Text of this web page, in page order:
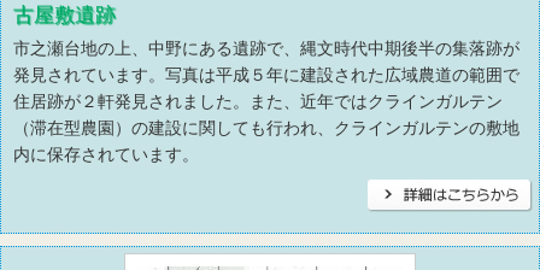
古屋敷遺跡
市之瀬台地の上、中野にある遺跡で、縄文時代中期後半の集落跡が
発見されています。写真は平成５年に建設された広域農道の範囲で
住居跡が２軒発見されました。また、近年ではクラインガルテン
（滞在型農園）の建設に関しても行われ、クラインガルテンの敷地
内に保存されています。